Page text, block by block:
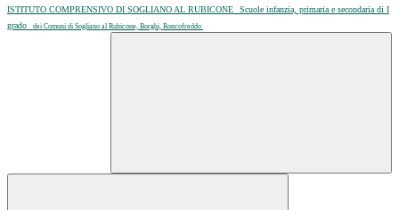
ISTITUTO COMPRENSIVO DI SOGLIANO AL RUBICONE
Scuole infanzia, primaria e secondaria di I
grado
dei Comuni di Sogliano al Rubicone, Borghi, Roncofreddo